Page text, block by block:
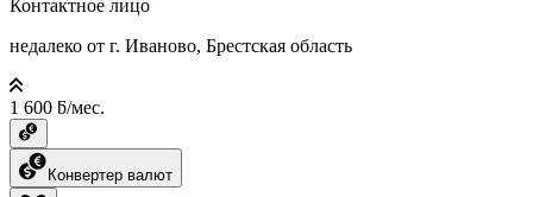
Контактное лицо
недалеко от г. Иваново, Брестская область
1 600 ƃ/мес.
Конвертер валют